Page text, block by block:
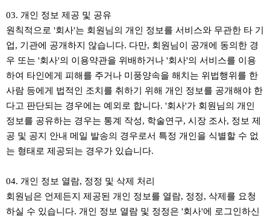
03. 개인 정보 제공 및 공유
원칙적으로 '회사'는 회원님의 개인 정보를 서비스와 무관한 타 기
업, 기관에 공개하지 않습니다. 다만, 회원님이 공개에 동의한 경
우 또는 '회사'의 이용약관을 위배하거나 '회사'의 서비스를 이용
하여 타인에게 피해를 주거나 미풍양속을 해치는 위법행위를 한
사람 등에게 법적인 조치를 취하기 위해 개인 정보를 공개해야 한
다고 판단되는 경우에는 예외로 합니다. '회사'가 회원님의 개인
정보를 공유하는 경우는 통계 작성, 학술연구, 시장 조사, 정보 제
공 및 공지 안내 메일 발송의 경우로서 특정 개인을 식별할 수 없
는 형태로 제공되는 경우가 있습니다.
04. 개인 정보 열람, 정정 및 삭제 처리
회원님은 언제든지 제공된 개인 정보를 열람, 정정, 삭제를 요청
하실 수 있습니다. 개인 정보 열람 및 정정은 '회사'에 로그인하신